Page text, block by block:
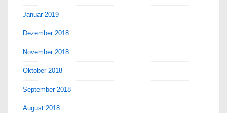
Januar 2019
Dezember 2018
November 2018
Oktober 2018
September 2018
August 2018